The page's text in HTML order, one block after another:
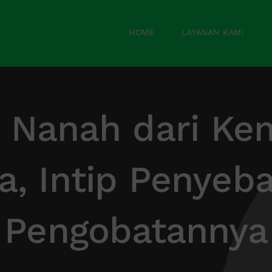
HOME LAYANAN KAMI
Nanah dari
Intip
Pengobatannya